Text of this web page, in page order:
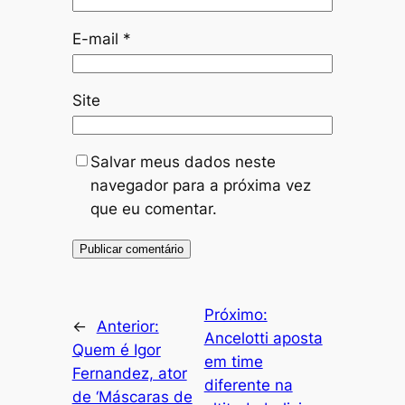
E-mail *
Site
Salvar meus dados neste
navegador para a próxima vez
que eu comentar.
←
Anterior:
Quem é Igor
Fernandez, ator
de ‘Máscaras de
Próximo:
Ancelotti aposta
em time
diferente na